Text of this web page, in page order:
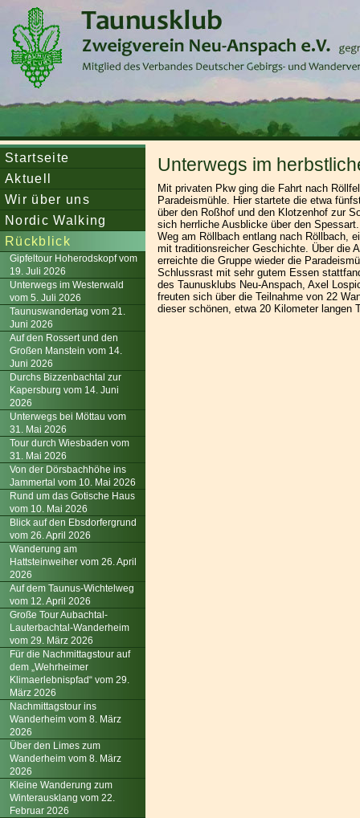
Startseite
Aktuell
Wir über uns
Nordic Walking
Rückblick
Gipfeltour Hoherodskopf vom
19. Juli 2026
Unterwegs im Westerwald
vom 5. Juli 2026
Taunuswandertag vom 21.
Juni 2026
Auf den Rossert und den
Großen Manstein vom 14.
Juni 2026
Durchs Bizzenbachtal zur
Kapersburg vom 14. Juni
2026
Unterwegs bei Möttau vom
31. Mai 2026
Tour durch Wiesbaden vom
31. Mai 2026
Von der Dörsbachhöhe ins
Jammertal vom 10. Mai 2026
Rund um das Gotische Haus
vom 10. Mai 2026
Blick auf den Ebsdorfergrund
vom 26. April 2026
Wanderung am
Hattsteinweiher vom 26. April
2026
Auf dem Taunus-Wichtelweg
vom 12. April 2026
Große Tour Aubachtal-
Lauterbachtal-Wanderheim
vom 29. März 2026
Für die Nachmittagstour auf
dem „Wehrheimer
Klimaerlebnispfad“ vom 29.
März 2026
Nachmittagstour ins
Wanderheim vom 8. März
2026
Über den Limes zum
Wanderheim vom 8. März
2026
Kleine Wanderung zum
Winterausklang vom 22.
Februar 2026
Unterwegs im
Mit privaten Pkw ging die Fahrt nach
Paradeismühle. Hier startete die etwa
über den Roßhof und den Klotzenhof zur
sich herrliche Ausblicke über den
Weg am Röllbach entlang nach Röllbach,
mit traditionsreicher Geschichte. Über die
erreichte die Gruppe wieder die
Schlussrast mit sehr gutem Essen
des Taunusklubs Neu-Anspach, Axel
freuten sich über die Teilnahme von 22
dieser schönen, etwa 20 Kilometer langen